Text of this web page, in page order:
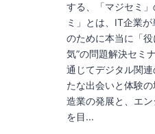
する、「マジセミ
ミ」とは、IT企業
のために本当に「
気”の問題解決セミ
通じてデジタル関
たな出会いと体験
造業の発展と、エ
を目...